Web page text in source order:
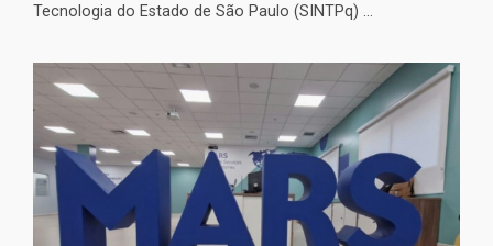
Tecnologia do Estado de São Paulo (SINTPq) ...